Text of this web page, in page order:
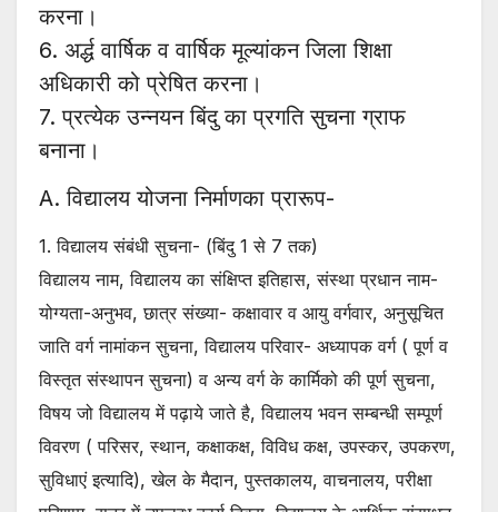
करना।
6. अर्द्ध वार्षिक व वार्षिक मूल्यांकन जिला शिक्षा
अधिकारी को प्रेषित करना।
7. प्रत्येक उन्नयन बिंदु का प्रगति सुचना ग्राफ
बनाना।
A. विद्यालय योजना निर्माणका प्रारूप-
1. विद्यालय संबंधी सुचना- (बिंदु 1 से 7 तक)
विद्यालय नाम, विद्यालय का संक्षिप्त इतिहास, संस्था प्रधान नाम-
योग्यता-अनुभव, छात्र संख्या- कक्षावार व आयु वर्गवार, अनुसूचित
जाति वर्ग नामांकन सुचना, विद्यालय परिवार- अध्यापक वर्ग ( पूर्ण व
विस्तृत संस्थापन सुचना) व अन्य वर्ग के कार्मिको की पूर्ण सुचना,
विषय जो विद्यालय में पढ़ाये जाते है, विद्यालय भवन सम्बन्धी सम्पूर्ण
विवरण ( परिसर, स्थान, कक्षाकक्ष, विविध कक्ष, उपस्कर, उपकरण,
सुविधाएं इत्यादि), खेल के मैदान, पुस्तकालय, वाचनालय, परीक्षा